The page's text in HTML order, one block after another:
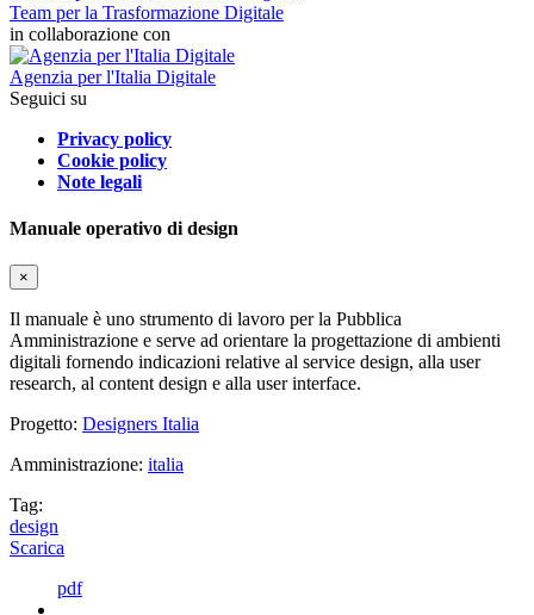
Team per la Trasformazione Digitale
in collaborazione con
Agenzia per l'Italia Digitale
Seguici su
Privacy policy
Cookie policy
Note legali
Manuale operativo di design
×
Il manuale è uno strumento di lavoro per la Pubblica
Amministrazione e serve ad orientare la progettazione di ambienti
digitali fornendo indicazioni relative al service design, alla user
research, al content design e alla user interface.
Progetto: Designers Italia
Amministrazione: italia
Tag:
design
Scarica
pdf